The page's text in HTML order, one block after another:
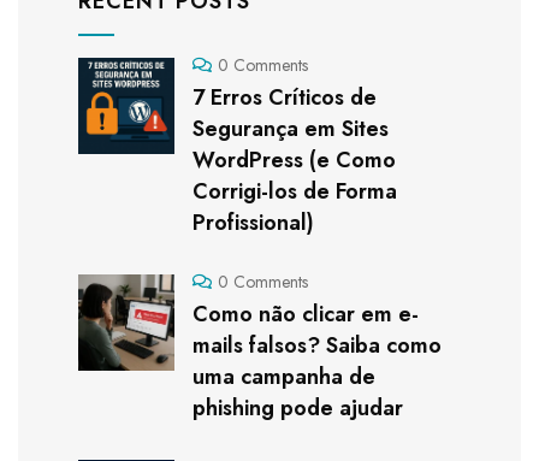
0 Comments
7 Erros Críticos de
Segurança em Sites
WordPress (e Como
Corrigi-los de Forma
Profissional)
0 Comments
Como não clicar em e-
mails falsos? Saiba como
uma campanha de
phishing pode ajudar